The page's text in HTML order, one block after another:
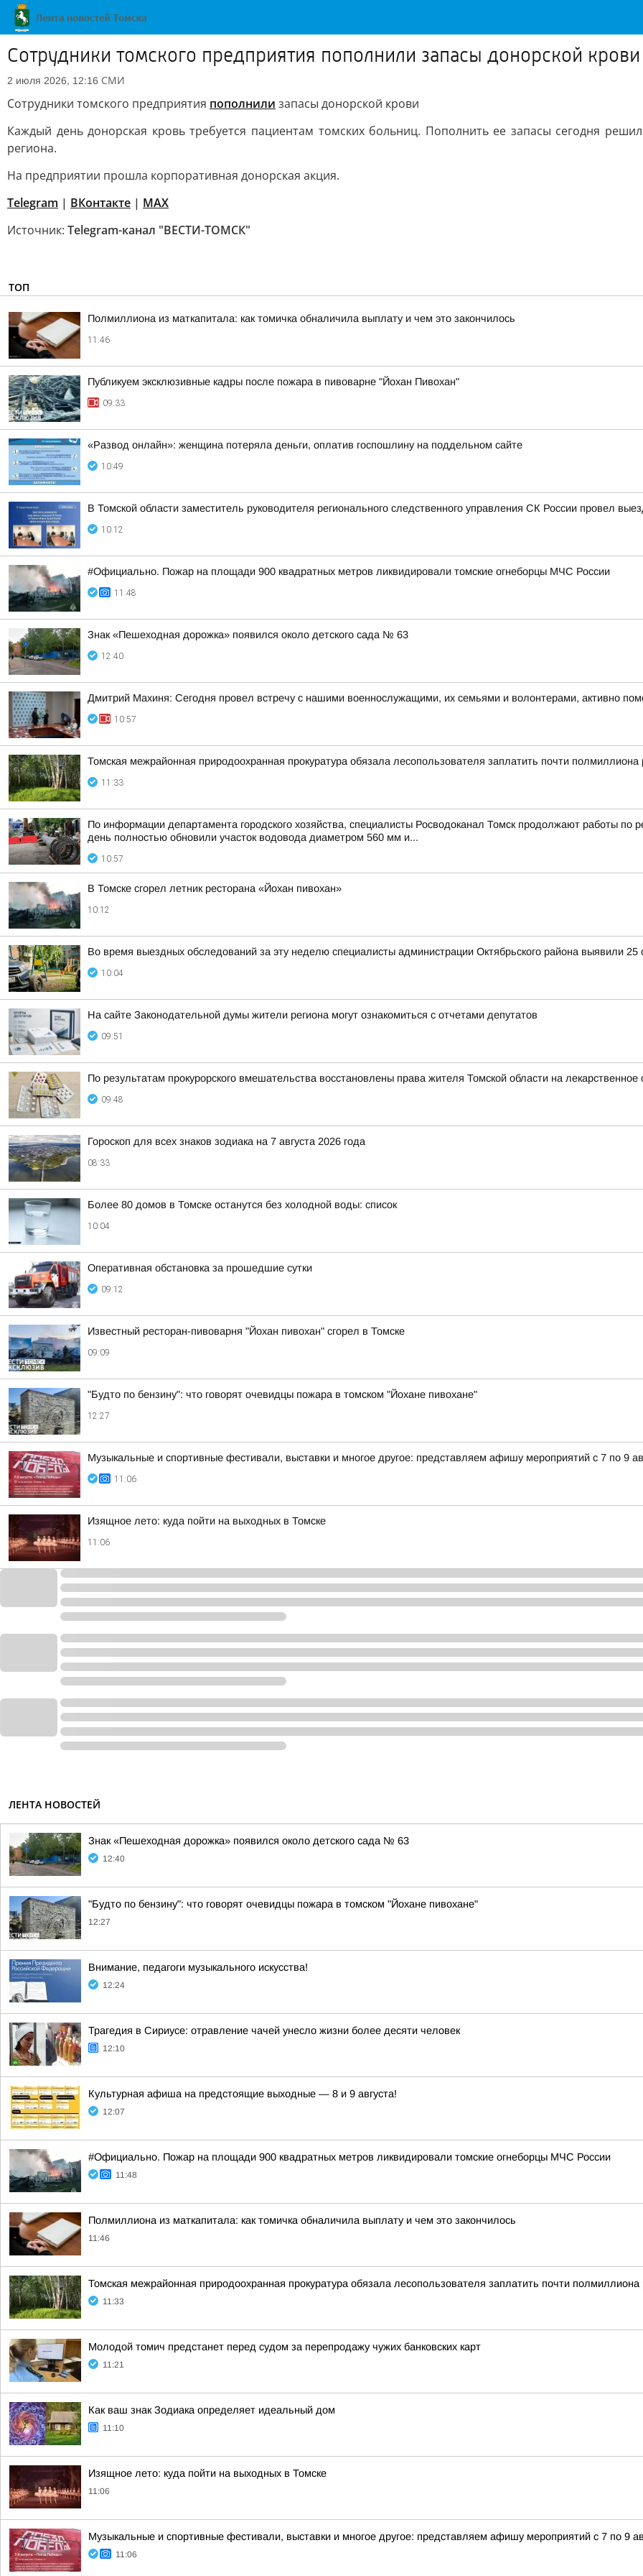
Сотрудники томского предприятия пополнили запасы донорской крови
2 июля 2026, 12:16 СМИ
Сотрудники томского предприятия пополнили запасы донорской крови
Каждый день донорская кровь требуется пациентам томских больниц. Пополнить ее запасы сегодня
региона.
На предприятии прошла корпоративная донорская акция.
Telegram | ВКонтакте | МАХ
Источник: Telegram-канал "ВЕСТИ-ТОМСК"
ТОП
Полмиллиона из маткапитала: как томичка обналичила выплату и чем это закончилось
11:46
Публикуем эксклюзивные кадры после пожара в пивоварне "Йохан Пивохан"
09:33
«Развод онлайн»: женщина потеряла деньги, оплатив госпошлину на поддельном сайте
10:49
В Томской области заместитель руководителя регионального следственного управления СК России провел
10:12
#Официально. Пожар на площади 900 квадратных метров ликвидировали томские огнеборцы МЧС России
11:48
Знак «Пешеходная дорожка» появился около детского сада № 63
12:40
Дмитрий Махиня: Сегодня провел встречу с нашими военнослужащими, их семьями и волонтерами, активно
10:57
Томская межрайонная природоохранная прокуратура обязала лесопользователя заплатить почти
11:33
По информации департамента городского хозяйства, специалисты Росводоканал Томск продолжают работы по
день полностью обновили участок водовода диаметром 560 мм и...
10:57
В Томске сгорел летник ресторана «Йохан пивохан»
10:12
Во время выездных обследований за эту неделю специалисты администрации Октябрьского района выявили 25
10:04
На сайте Законодательной думы жители региона могут ознакомиться с отчетами депутатов
09:51
По результатам прокурорского вмешательства восстановлены права жителя Томской области на
09:48
Гороскоп для всех знаков зодиака на 7 августа 2026 года
08:33
Более 80 домов в Томске останутся без холодной воды: список
10:04
Оперативная обстановка за прошедшие сутки
09:12
Известный ресторан-пивоварня "Йохан пивохан" сгорел в Томске
09:09
"Будто по бензину": что говорят очевидцы пожара в томском "Йохане пивохане"
12:27
Музыкальные и спортивные фестивали, выставки и многое другое: представляем афишу мероприятий с 7 по 9
11:06
Изящное лето: куда пойти на выходных в Томске
11:06
ЛЕНТА НОВОСТЕЙ
Знак «Пешеходная дорожка» появился около детского сада № 63
12:40
"Будто по бензину": что говорят очевидцы пожара в томском "Йохане пивохане"
12:27
Внимание, педагоги музыкального искусства!
12:24
Трагедия в Сириусе: отравление чачей унесло жизни более десяти человек
12:10
Культурная афиша на предстоящие выходные — 8 и 9 августа!
12:07
#Официально. Пожар на площади 900 квадратных метров ликвидировали томские огнеборцы МЧС России
11:48
Полмиллиона из маткапитала: как томичка обналичила выплату и чем это закончилось
11:46
Томская межрайонная природоохранная прокуратура обязала лесопользователя заплатить почти
11:33
Молодой томич предстанет перед судом за перепродажу чужих банковских карт
11:21
Как ваш знак Зодиака определяет идеальный дом
11:10
Изящное лето: куда пойти на выходных в Томске
11:06
Музыкальные и спортивные фестивали, выставки и многое другое: представляем афишу мероприятий с 7 по 9
11:06